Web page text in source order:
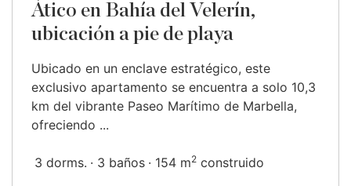
Ático en Bahía del Velerín,
ubicación a pie de playa
Ubicado en un enclave estratégico, este
exclusivo apartamento se encuentra a solo 10,3
km del vibrante Paseo Marítimo de Marbella,
ofreciendo ...
3 dorms. 3 baños 154 m2 construido